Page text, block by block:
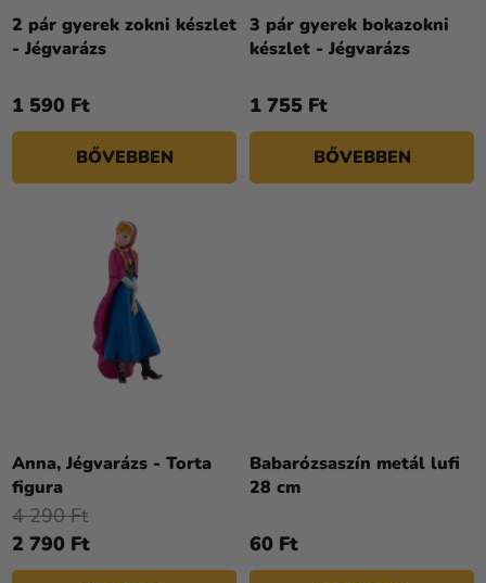
Z
É
E
2 pár gyerek zokni készlet
- Jégvarázs
1 590 Ft
BŐVEBBEN
3 pár gyerek bokazokni
készlet - Jégvarázs
1 755 Ft
BŐVEBBEN
Anna, Jégvarázs - Torta
figura
2 790 Ft
4 290 Ft
Babarózsaszín metál lufi
28 cm
60 Ft